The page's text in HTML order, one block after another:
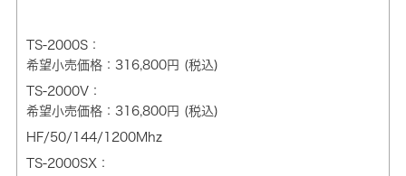
TS-2000S：
希望小売価格：316,800円 (税込)
TS-2000V：
希望小売価格：316,800円 (税込)
HF/50/144/1200Mhz
TS-2000SX：